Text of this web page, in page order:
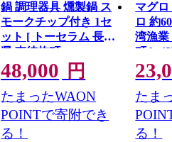
鍋 調理器具 燻製鍋 ス
モークチップ付き 1セ
ット [ トーセラム 長崎
県 東彼杵町
hs42bag480009 ] 燻製
くんせい スモークチ
キン 燻製卵 スモーク
サーモン 簡単 国産 ふ
るさと納税
48,000 円
たまったWAON
POINTで寄附でき
る！
マグ
ロ 約
湾漁業
町
ぐろ
み 刺
ろ丼
たま
る！